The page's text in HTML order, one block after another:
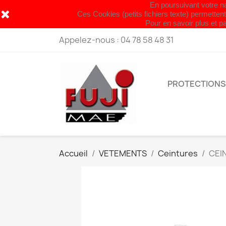
En poursuivant votre
Ces Cookies (petits fichiers texte)
Pour en savoir plus et
Appelez-nous : 04 78 58 48 31
PROTECTIONS
Accueil VETEMENTS Ceintures